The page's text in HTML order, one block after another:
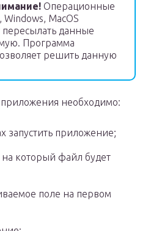
Операционные
Windows, MacOS
данные
Программа
решить данную
необходимо:
запустить приложение;
на который файл будет
поле на первом